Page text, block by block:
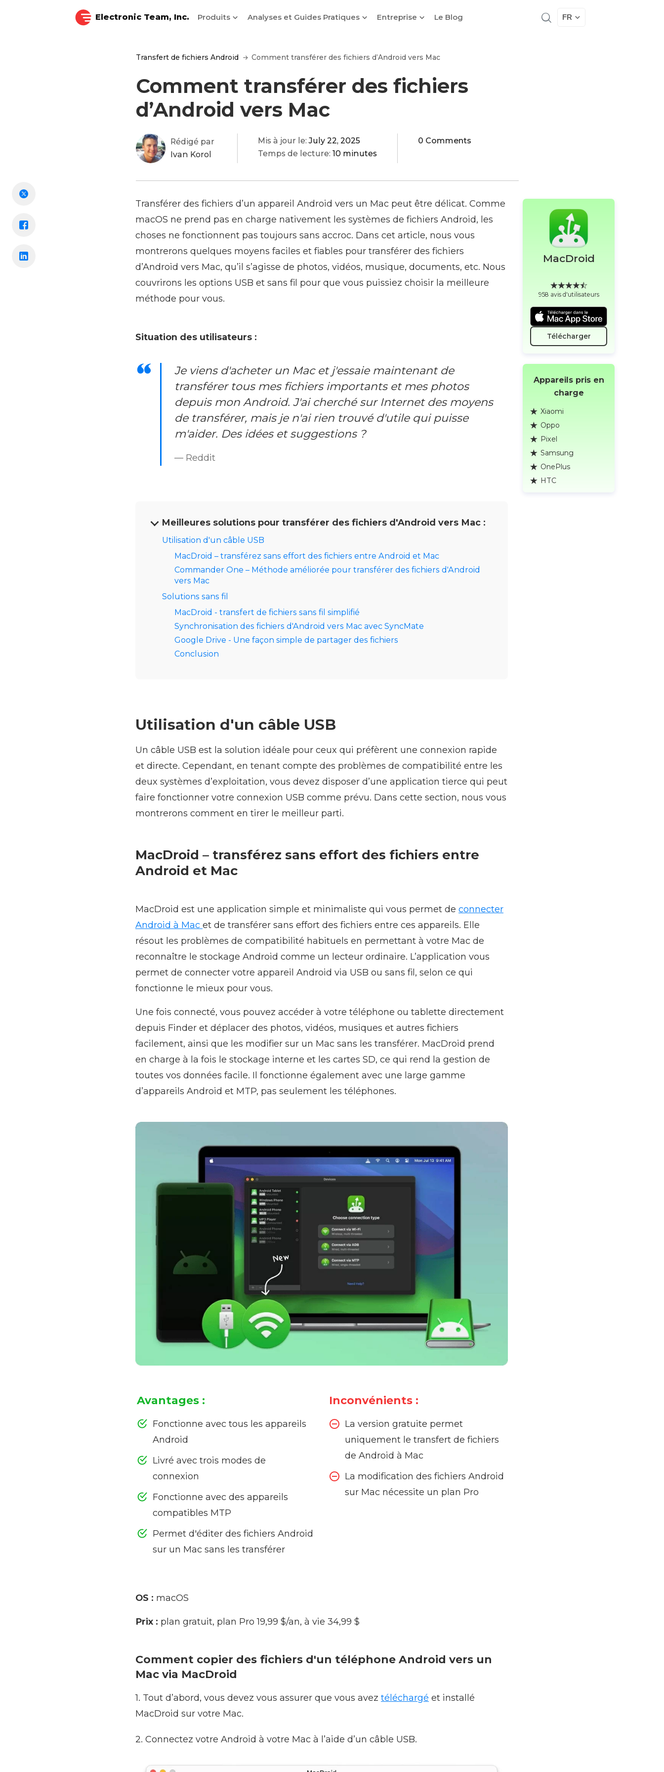
Electronic Team, Inc. Produits Analyses et Guides Pratiques Entreprise Le Blog FR
Transfert de fichiers Android Comment transférer des fichiers d’Android vers Mac
Comment transférer des fichiers
d’Android vers Mac
Rédigé par
Ivan Korol
Mis à jour le:July 22, 2025
Temps de lecture: 10 minutes
0 Comments
Transférer des fichiers d’un appareil Android vers un Mac peut être délicat. Comme
macOS ne prend pas en charge nativement les systèmes de fichiers Android, les
choses ne fonctionnent pas toujours sans accroc. Dans cet article, nous vous
montrerons quelques moyens faciles et fiables pour transférer des fichiers
d’Android vers Mac, qu’il s’agisse de photos, vidéos, musique, documents, etc. Nous
couvrirons les options USB et sans fil pour que vous puissiez choisir la meilleure
méthode pour vous.
Situation des utilisateurs :
Je viens d'acheter un Mac et j'essaie maintenant de
transférer tous mes fichiers importants et mes photos
depuis mon Android. J'ai cherché sur Internet des moyens
de transférer, mais je n'ai rien trouvé d'utile qui puisse
m'aider. Des idées et suggestions ?
— Reddit
Meilleures solutions pour transférer des fichiers d'Android vers Mac :
Utilisation d'un câble USB
MacDroid – transférez sans effort des fichiers entre Android et Mac
Commander One – Méthode améliorée pour transférer des fichiers d'Android
vers Mac
Solutions sans fil
MacDroid - transfert de fichiers sans fil simplifié
Synchronisation des fichiers d'Android vers Mac avec SyncMate
Google Drive - Une façon simple de partager des fichiers
Conclusion
Utilisation d'un câble USB
Un câble USB est la solution idéale pour ceux qui préfèrent une connexion rapide
et directe. Cependant, en tenant compte des problèmes de compatibilité entre les
deux systèmes d’exploitation, vous devez disposer d’une application tierce qui peut
faire fonctionner votre connexion USB comme prévu. Dans cette section, nous vous
montrerons comment en tirer le meilleur parti.
MacDroid – transférez sans effort des fichiers entre
Android et Mac
MacDroid est une application simple et minimaliste qui vous permet deconnecter
Android à Macet de transférer sans effort des fichiers entre ces appareils. Elle
résout les problèmes de compatibilité habituels en permettant à votre Mac de
reconnaître le stockage Android comme un lecteur ordinaire. L’application vous
permet de connecter votre appareil Android via USB ou sans fil, selon ce qui
fonctionne le mieux pour vous.
Une fois connecté, vous pouvez accéder à votre téléphone ou tablette directement
depuis Finder et déplacer des photos, vidéos, musiques et autres fichiers
facilement, ainsi que les modifier sur un Mac sans les transférer. MacDroid prend
en charge à la fois le stockage interne et les cartes SD, ce qui rend la gestion de
toutes vos données facile. Il fonctionne également avec une large gamme
d’appareils Android et MTP, pas seulement les téléphones.
Avantages :
Fonctionne avec tous les appareils
Android
Livré avec trois modes de
connexion
Fonctionne avec des appareils
compatibles MTP
Permet d'éditer des fichiers Android
sur un Mac sans les transférer
Inconvénients :
La version gratuite permet
uniquement le transfert de fichiers
de Android à Mac
La modification des fichiers Android
sur Mac nécessite un plan Pro
OS : macOS
Prix : plan gratuit, plan Pro 19,99 $/an, à vie 34,99 $
Comment copier des fichiers d'un téléphone Android vers un
Mac via MacDroid
1. Tout d’abord, vous devez vous assurer que vous aveztéléchargé et installé
MacDroid sur votre Mac.
2. Connectez votre Android à votre Mac à l’aide d’un câble USB.
MacDroid
958 avis d'utilisateurs
Télécharger
Appareils pris en
charge
Xiaomi
Oppo
Pixel
Samsung
OnePlus
HTC